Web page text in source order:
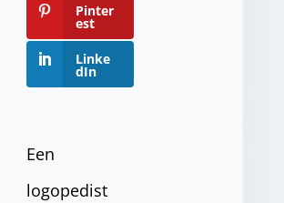
Pinter
est
Linke
dIn
Een
logopedist